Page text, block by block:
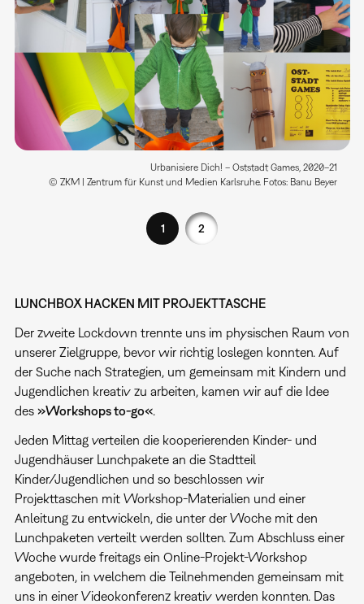
Urbanisiere Dich! – Oststadt Games, 2020–21
© ZKM | Zentrum für Kunst und Medien Karlsruhe. Fotos: Banu Beyer
1 2
LUNCHBOX HACKEN MIT PROJEKTTASCHE
Der zweite Lockdown trennte uns im physischen Raum von
unserer Zielgruppe, bevor wir richtig loslegen konnten. Auf
der Suche nach Strategien, um gemeinsam mit Kindern und
Jugendlichen kreativ zu arbeiten, kamen wir auf die Idee
des »Workshops to-go«.
Jeden Mittag verteilen die kooperierenden Kinder- und
Jugendhäuser Lunchpakete an die Stadtteil
Kinder/Jugendlichen und so beschlossen wir
Projekttaschen mit Workshop-Materialien und einer
Anleitung zu entwickeln, die unter der Woche mit den
Lunchpaketen verteilt werden sollten. Zum Abschluss einer
Woche wurde freitags ein Online-Projekt-Workshop
angeboten, in welchem die Teilnehmenden gemeinsam mit
uns in einer Videokonferenz kreativ werden konnten. Das